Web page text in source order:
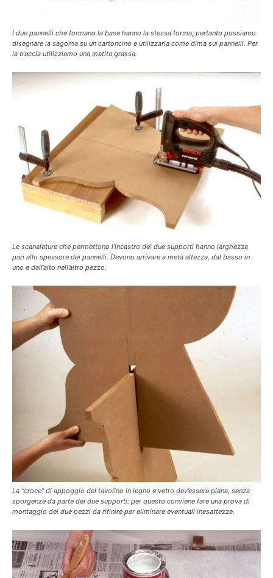
I due pannelli che formano la base hanno la stessa forma, pertanto possiamo
disegnare la sagoma su un cartoncino e utilizzarla come dima sui pannelli. Per
la traccia utilizziamo una matita grassa.
Le scanalature che permettono l’incastro dei due supporti hanno larghezza
pari allo spessore dei pannelli. Devono arrivare a metà altezza, dal basso in
uno e dall’alto nell’altro pezzo.
La “croce” di appoggio del tavolino in legno e vetro dev’essere piana, senza
sporgenze da parte dei due supporti: per questo conviene fare una prova di
montaggio dei due pezzi da rifinire per eliminare eventuali inesattezze.